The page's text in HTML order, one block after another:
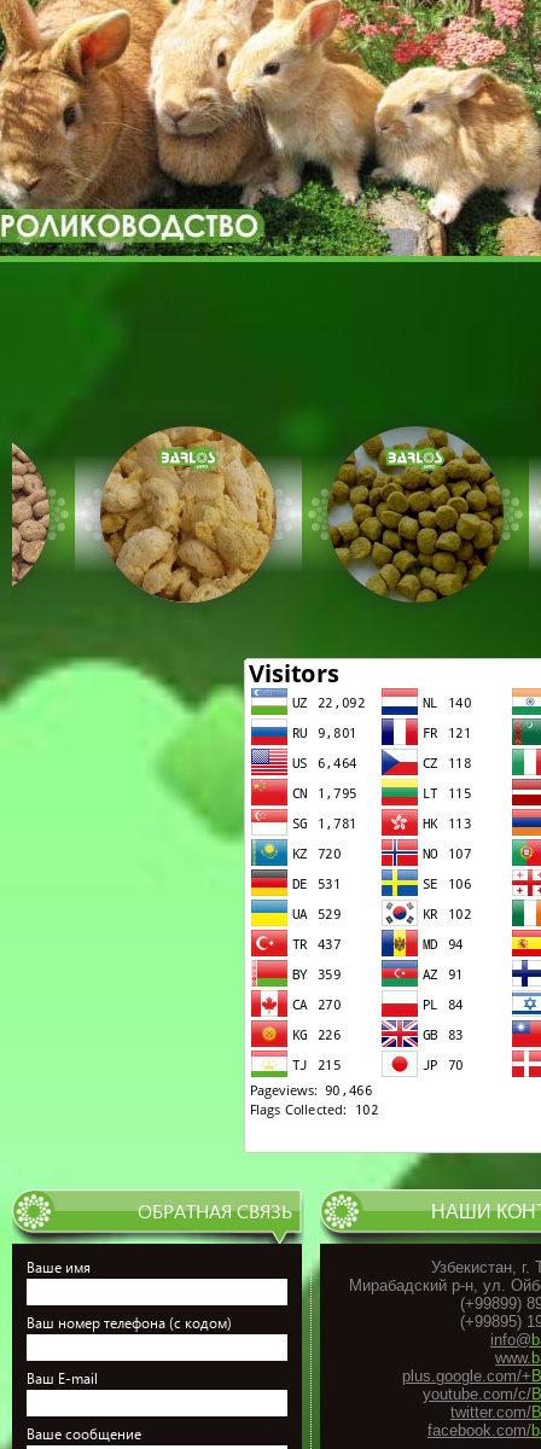
ОБРАТНАЯ СВЯЗЬ
Ваше имя
Ваш номер телефона (с кодом)
Ваш E-mail
Ваше сообщение
НАШИ
Узбекистан, г.
Мирабадский р-н, ул.
(+99899)
(+99895)
info@
www.
plus.google.com/+
youtube.com/c/
twitter.com/
facebook.com/